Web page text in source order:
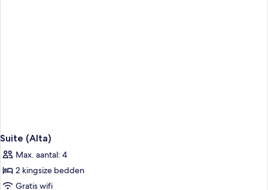
Suite (Alta)
Max. aantal: 4
2 kingsize bedden
Gratis wifi